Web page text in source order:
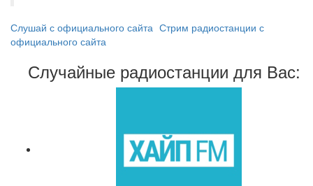
Слушай с официального сайта Стрим радиостанции с
официального сайта
Случайные радиостанции для Вас: